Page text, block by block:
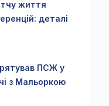
життя
деталі
ПСЖ у
з Мальоркою